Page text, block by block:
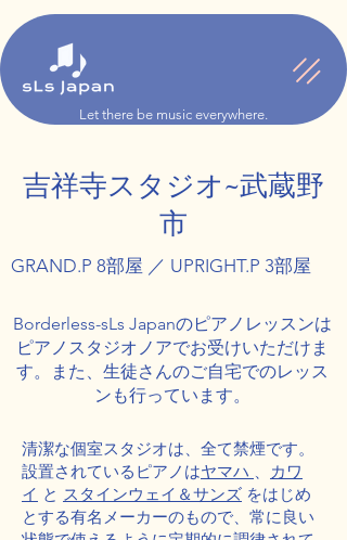
Let there be music everywhere.
吉祥寺スタジオ~武蔵野
市
GRAND.P 8部屋 ／ UPRIGHT.P 3部屋
Borderless-sLs Japanのピアノレッスンは
ピアノスタジオノアでお受けいただけま
す。また、生徒さんのご自宅でのレッス
ンも行っています。
清潔な個室スタジオは、全て禁煙です。
設置されているピアノはヤマハ 、
カワ
イ と スタインウェイ＆サンズ をはじめ
とする有名メーカーのもので、常に良い